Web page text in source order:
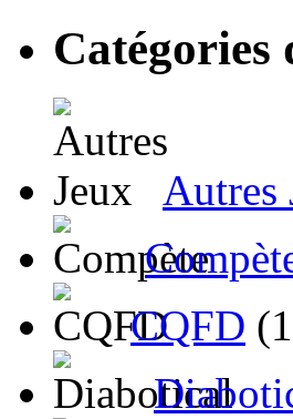
Catégories
Autres
CQFD